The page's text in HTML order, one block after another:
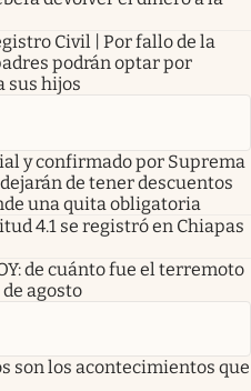
Civil | Por fallo de la
podrán optar por
sus hijos
y confirmado por Suprema
de tener descuentos
una quita obligatoria
4.1 se registró en Chiapas
de cuánto fue el terremoto
agosto
son los acontecimientos que